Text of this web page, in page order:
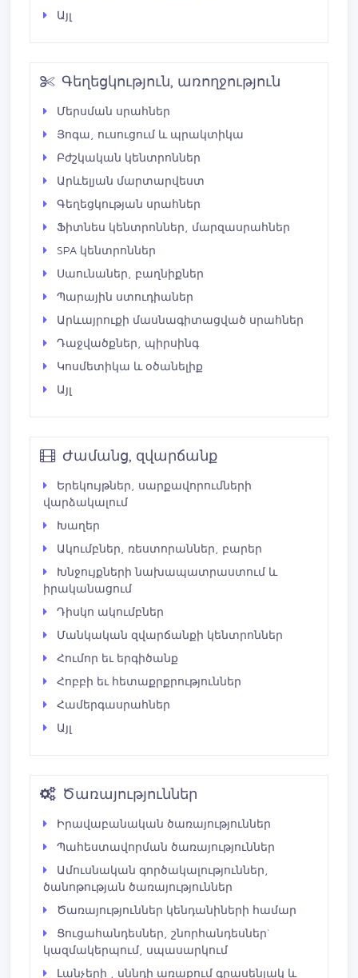
Այլ
Գեղեցկություն, առողջություն
Մերսման սրահներ
Յոգա, ուսուցում և պրակտիկա
Բժշկական կենտրոններ
Արևելյան մարտարվեստ
Գեղեցկության սրահներ
Ֆիտնես կենտրոններ, մարզասրահներ
SPA կենտրոններ
Սաունաներ, բաղնիքներ
Պարային ստուդիաներ
Արևայրուքի մասնագիտացված սրահներ
Դաջվածքներ, պիրսինգ
Կոսմետիկա և օծանելիք
Այլ
Ժամանց, զվարճանք
Երեկույթներ, սարքավորումների
վարձակալում
Խաղեր
Ակումբներ, ռեստորաններ, բարեր
Խնջույքների նախապատրաստում և
իրականացում
Դիսկո ակումբներ
Մանկական զվարճանքի կենտրոններ
Հումոր եւ երգիծանք
Հոբբի եւ հետաքրքրություններ
Համերգասրահներ
Այլ
Ծառայություններ
Իրավաբանական ծառայություններ
Պահեստավորման ծառայություններ
Ամուսնական գործակալություններ,
ծանոթության ծառայություններ
Ծառայություններ կենդանիների համար
Ցուցահանդեսներ, շնորհանդեսներ`
կազմակերպում, սպասարկում
Լանչերի , սննդի առաքում գրասենյակ և